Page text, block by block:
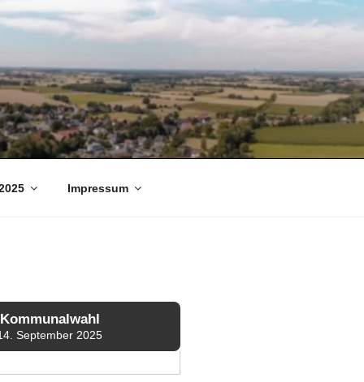
Impressum
Kommunalwahl
September 2025